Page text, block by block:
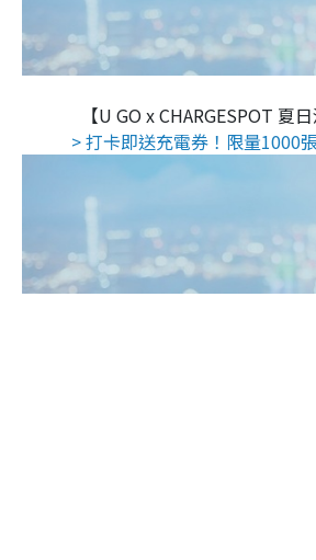
【U GO x CHARGESPOT 夏日
> 打卡即送充電券！限量1000